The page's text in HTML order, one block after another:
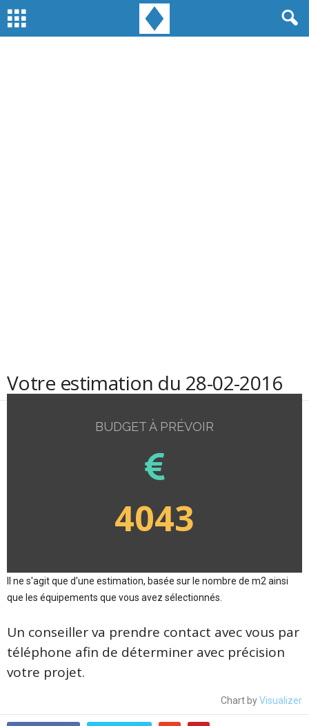
Votre estimation du 28-02-2016
BUDGET À PRÉVOIR
4043
Il ne s'agit que d'une estimation, basée sur le nombre de m2 ainsi
que les équipements que vous avez sélectionnés.
Un conseiller va prendre contact avec vous par
téléphone afin de déterminer avec précision
votre projet.
Chart byVisualizer